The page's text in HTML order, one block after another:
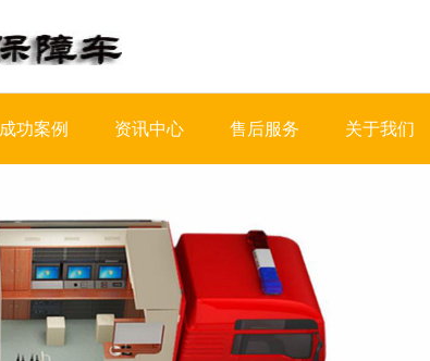
成功案例 资讯中心 售后服务 关于我们